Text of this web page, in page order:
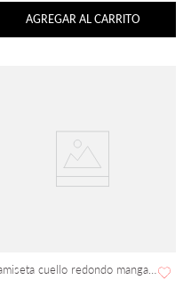
AGREGAR AL CARRITO